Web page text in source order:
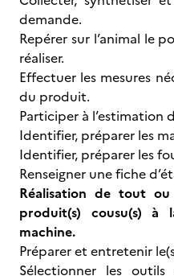
demande.
Repérer sur l’animal le
réaliser.
Effectuer les mesures
du produit.
Participer à
Identifier, préparer les
Identifier, préparer les
Renseigner une fiche
Réalisation de tout
produit(s) cousu(s)
machine.
Préparer et entretenir
Sélectionner les